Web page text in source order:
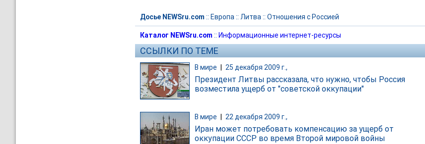
Досье NEWSru.com :: Европа :: Литва :: Отношения с Россией
Каталог NEWSru.com :: Информационные интернет-ресурсы
ССЫЛКИ ПО ТЕМЕ
В мире 25 декабря 2009 г.,
Президент Литвы рассказала, что нужно, чтобы Россия
возместила ущерб от "советской оккупации"
В мире 22 декабря 2009 г.,
Иран может потребовать компенсацию за ущерб от
оккупации СССР во время Второй мировой войны